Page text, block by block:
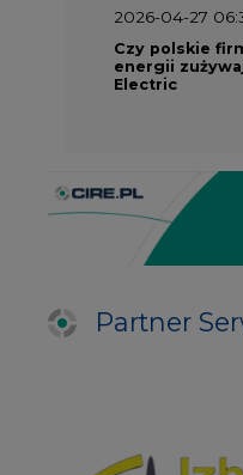
2026-04-27
Czy polskie
energii
Electric
Partner